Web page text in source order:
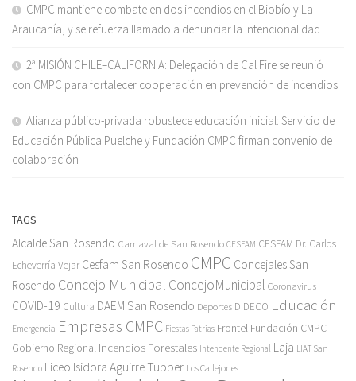
CMPC mantiene combate en dos incendios en el Biobío y La
Araucanía, y se refuerza llamado a denunciar la intencionalidad
2ª MISIÓN CHILE–CALIFORNIA: Delegación de Cal Fire se reunió
con CMPC para fortalecer cooperación en prevención de incendios
Alianza público-privada robustece educación inicial: Servicio de
Educación Pública Puelche y Fundación CMPC firman convenio de
colaboración
TAGS
Alcalde San Rosendo Carnaval de San Rosendo CESFAM CESFAM Dr. Carlos
Echeverría Vejar Cesfam San Rosendo CMPC Concejales San
Rosendo Concejo Municipal ConcejoMunicipal Coronavirus
COVID-19 Cultura DAEM San Rosendo Deportes DIDECO Educación
Emergencia Empresas CMPC Fiestas Patrias Frontel Fundación CMPC
Gobierno Regional Incendios Forestales Intendente Regional Laja LIAT San
Rosendo Liceo Isidora Aguirre Tupper Los Callejones